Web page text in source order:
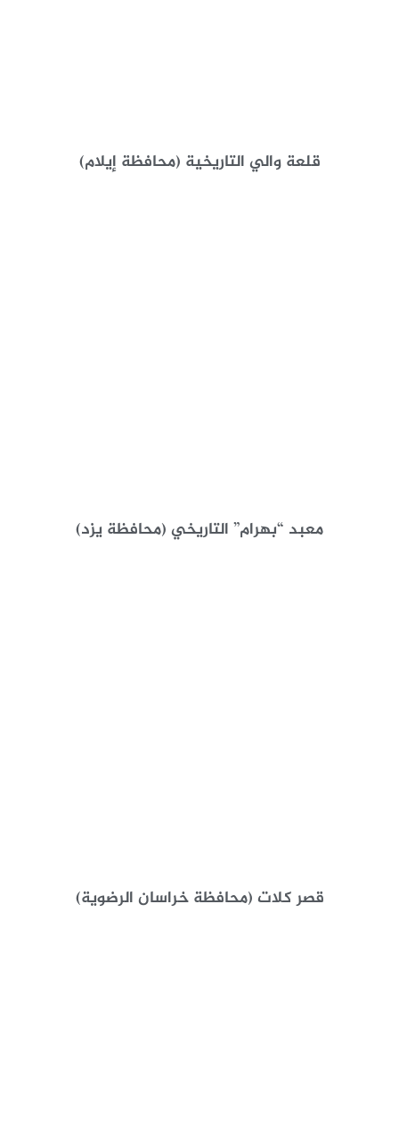
قلعة والي التاريخية (محافظة إيلام)
معبد “بهرام” التاريخي (محافظة يزد)
قصر کلات (محافظة خراسان الرضوية)